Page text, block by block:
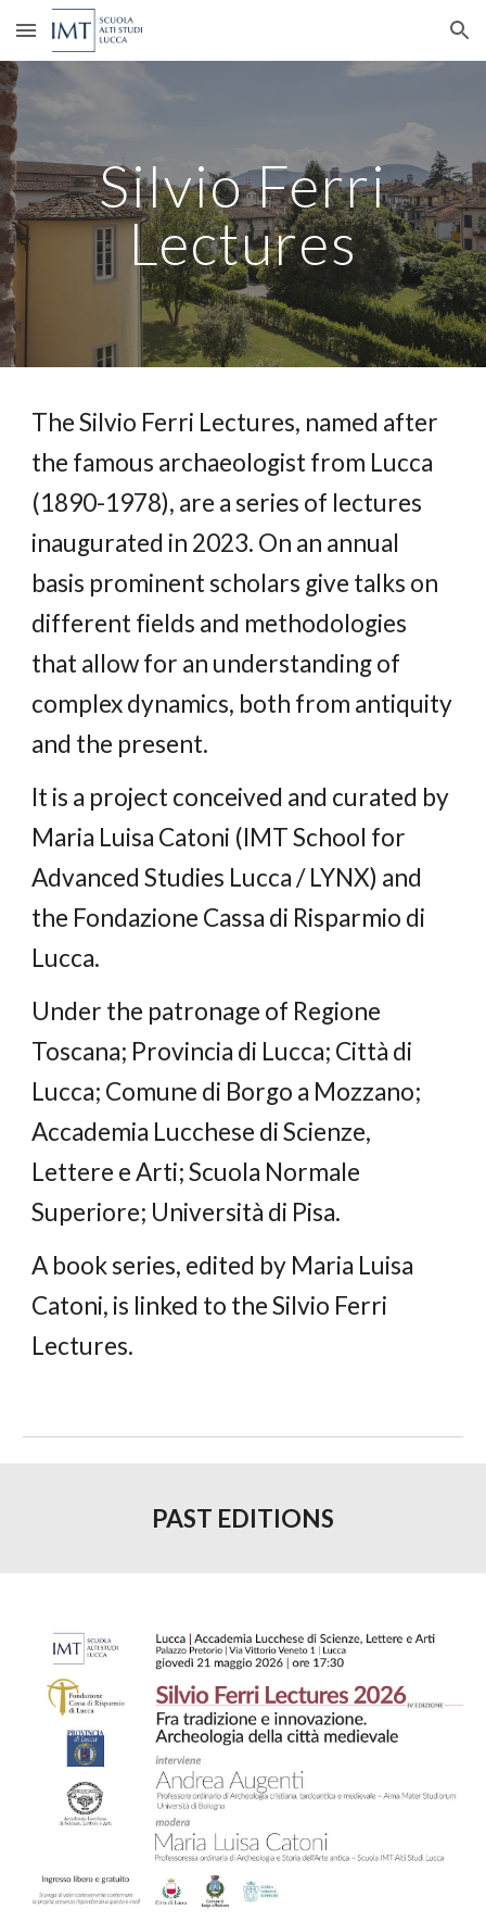
Skip to main content Skip to navigation
Silvio Ferri
Lectures
The Silvio Ferri Lectures, named after
the famous archaeologist from Lucca
(1890-1978), are a series of lectures
inaugurated in 2023. On an annual
basis prominent scholars give talks on
different fields and methodologies
that allow for an understanding of
complex dynamics, both from antiquity
and the present.
It is a project conceived and curated by
Maria Luisa Catoni (IMT School for
Advanced Studies Lucca / LYNX) and
the Fondazione Cassa di Risparmio di
Lucca.
Under the patronage of Regione
Toscana; Provincia di Lucca; Città di
Lucca; Comune di Borgo a Mozzano;
Accademia Lucchese di Scienze,
Lettere e Arti;Scuola Normale
Superiore; Università di Pisa.
A book series, edited by Maria Luisa
Catoni, is linked to the Silvio Ferri
Lectures.
PAST EDITIONS